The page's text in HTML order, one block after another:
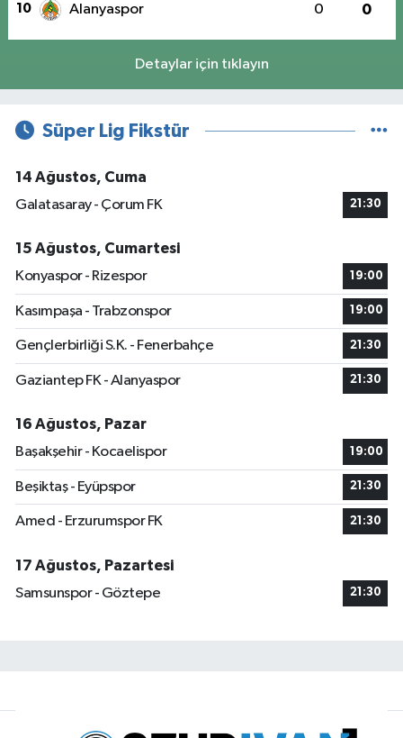
10 Alanyaspor 0 0
Detaylar için tıklayın
Süper Lig Fikstür
14 Ağustos, Cuma
Galatasaray - Çorum FK
21:30
15 Ağustos, Cumartesi
Konyaspor - Rizespor
19:00
Kasımpaşa - Trabzonspor 19:00
Gençlerbirliği S.K. - Fenerbahçe 21:30
Gaziantep FK - Alanyaspor 21:30
16 Ağustos, Pazar
Başakşehir - Kocaelispor
19:00
Beşiktaş - Eyüpspor 21:30
Amed - Erzurumspor FK 21:30
17 Ağustos, Pazartesi
Samsunspor - Göztepe
21:30